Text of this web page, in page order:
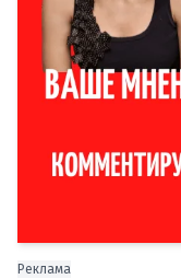
Реклама